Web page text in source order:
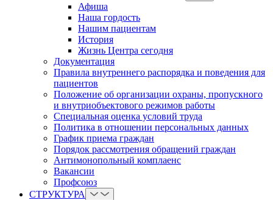
Афиша
Наша гордость
Нашим пациентам
История
Жизнь Центра сегодня
Документация
Правила внутреннего распорядка и поведения для
пациентов
Положение об организации охраны, пропускного
и внутриобъектового режимов работы
Cпециальная оценка условий труда
Политика в отношении персональных данных
График приема граждан
Порядок рассмотрения обращений граждан
Антимонопольный комплаенс
Вакансии
Профсоюз
СТРУКТУРА